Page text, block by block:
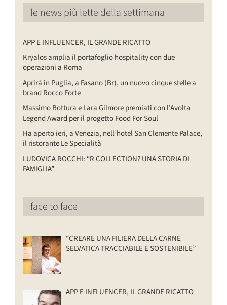
le news più lette della settimana
APP E INFLUENCER, IL GRANDE RICATTO
Kryalos amplia il portafoglio hospitality con due
operazioni a Roma
Aprirà in Puglia, a Fasano (Br), un nuovo cinque stelle a
brand Rocco Forte
Massimo Bottura e Lara Gilmore premiati con l’Avolta
Legend Award per il progetto Food For Soul
Ha aperto ieri, a Venezia, nell’hotel San Clemente Palace,
il ristorante Le Specialità
LUDOVICA ROCCHI: “R COLLECTION? UNA STORIA DI
FAMIGLIA”
face to face
“CREARE UNA FILIERA DELLA CARNE
SELVATICA TRACCIABILE E SOSTENIBILE”
APP E INFLUENCER, IL GRANDE RICATTO